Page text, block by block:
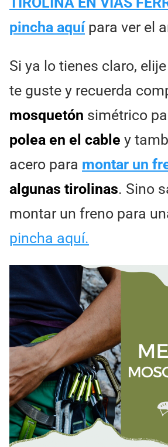
pincha aquí para ver el
Si ya lo tienes claro,
te guste y recuerda
mosquetón simétrico
polea en el cable y
acero para montar un
algunas tirolinas. Sino
montar un freno para
pincha aquí.